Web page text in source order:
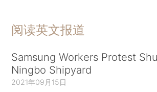
阅读英文报道
Samsung Workers Protest
Ningbo Shipyard
2021年09月15日